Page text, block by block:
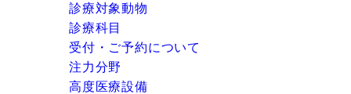
診療対象動物
診療科目
受付・ご予約について
注力分野
高度医療設備